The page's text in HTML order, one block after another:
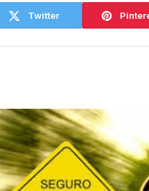
Twitter